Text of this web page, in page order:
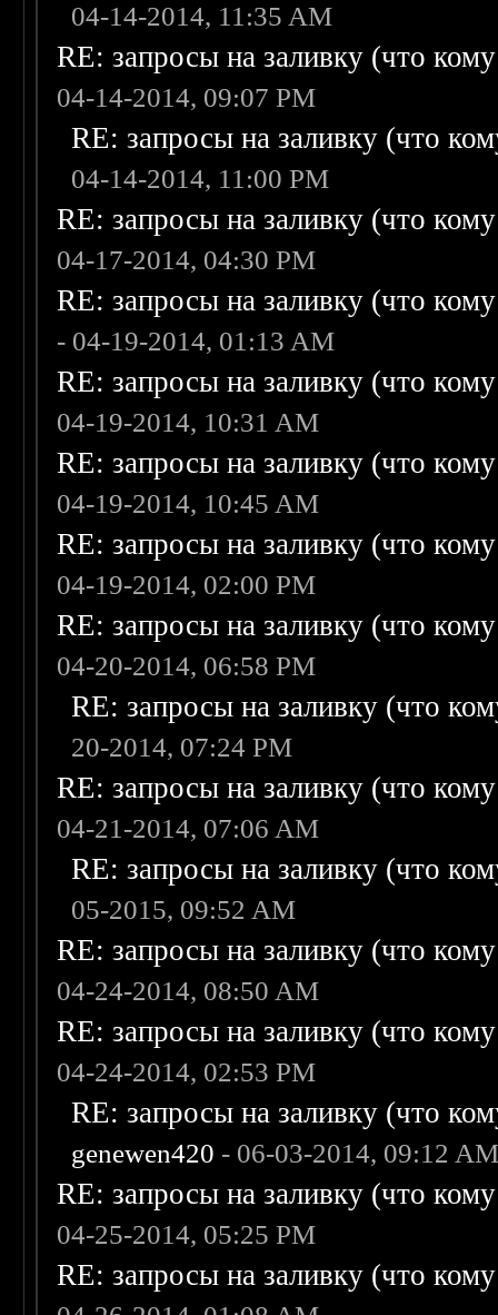
04-14-2014, 11:35 AM
RE: запросы на заливку (что
04-14-2014, 09:07 PM
RE: запросы на заливку (что
04-14-2014, 11:00 PM
RE: запросы на заливку (что
04-17-2014, 04:30 PM
RE: запросы на заливку (что
- 04-19-2014, 01:13 AM
RE: запросы на заливку (что
04-19-2014, 10:31 AM
RE: запросы на заливку (что
04-19-2014, 10:45 AM
RE: запросы на заливку (что
04-19-2014, 02:00 PM
RE: запросы на заливку (что
04-20-2014, 06:58 PM
RE: запросы на заливку (что
20-2014, 07:24 PM
RE: запросы на заливку (что
04-21-2014, 07:06 AM
RE: запросы на заливку (что
05-2015, 09:52 AM
RE: запросы на заливку (что
04-24-2014, 08:50 AM
RE: запросы на заливку (что
04-24-2014, 02:53 PM
RE: запросы на заливку (что
genewen420 - 06-03-2014, 09:12
RE: запросы на заливку (что
04-25-2014, 05:25 PM
RE: запросы на заливку (что